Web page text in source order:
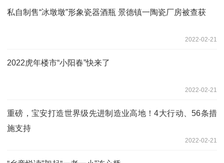
私自制售“冰墩墩”形象瓷器酒瓶 景德镇一陶瓷厂房被查获
2022-02-21
2022虎年楼市“小阳春”快来了
2022-02-21
重磅，宝安打造世界级先进制造业高地！4大行动、56条措
施支持
2022-02-21